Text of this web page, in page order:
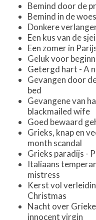
Bemind door de
Bemind in de
Donkere
Een kus van de
Een zomer in
Geluk voor
Getergd hart - A
Gevangen door
bed
Gevangene van
blackmailed wife
Goed bewaard
Grieks, knap en
month scandal
Grieks paradijs -
Italiaans
mistress
Kerst vol
Christmas
Nacht over
innocent virgin